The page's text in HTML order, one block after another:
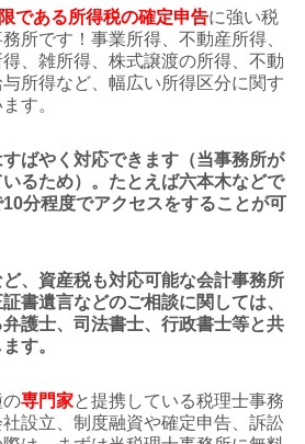
である所得税の確定申告に強い税
所です！事業所得、不動産所得、
、雑所得、株式譲渡の所得、不動
所得など、幅広い所得区分に関す
す。
ばやく対応できます（当事務所が
るため）。たとえば六本木などで
分程度でアクセスをすることが可
、資産税も対応可能な会計事務所
書遺言などのご相談に関しては、
護士、司法書士、行政書士等と共
す。
の専門家と提携している税理士事務
設立、制度融資や確定申告、訴訟